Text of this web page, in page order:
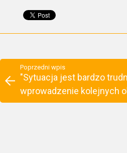
Poprzedni wpis
"Sytuacja jest bardzo
wprowadzenie kolejnych